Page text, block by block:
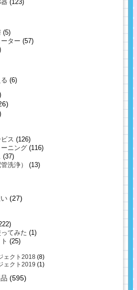
(123)
(5)
ター (57)
(6)
ス (126)
ニング (116)
(37)
洗浄）
(13)
(27)
てみた (1)
(25)
ェクト2018 (8)
ェクト2019 (1)
(595)